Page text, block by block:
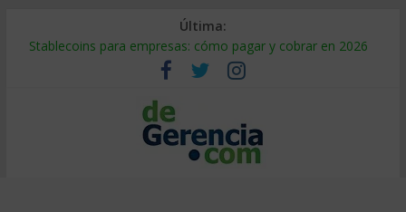
Última:
Stablecoins para empresas: cómo pagar y cobrar en 2026
Despido silencioso: qué es y por qué sale tan caro
IA en selección de personal: cómo auditarla a tiempo
Trabajo forzoso en la cadena de suministro: qué hacer
Mercado hispano de EE. UU.: cómo segmentarlo y venderle